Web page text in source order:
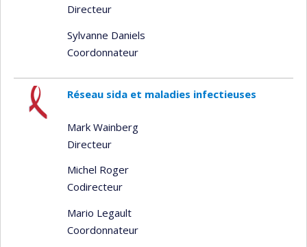
Directeur
Sylvanne Daniels
Coordonnateur
Réseau sida et maladies infectieuses
Mark Wainberg
Directeur
Michel Roger
Codirecteur
Mario Legault
Coordonnateur